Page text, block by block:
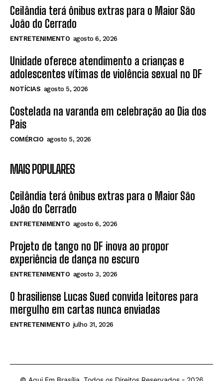
Ceilândia terá ônibus extras para o Maior São
João do Cerrado
ENTRETENIMENTO agosto 6, 2026
Unidade oferece atendimento a crianças e
adolescentes vítimas de violência sexual no DF
NOTÍCIAS agosto 5, 2026
Costelada na varanda em celebração ao Dia dos
Pais
COMÉRCIO agosto 5, 2026
MAIS POPULARES
Ceilândia terá ônibus extras para o Maior São
João do Cerrado
ENTRETENIMENTO agosto 6, 2026
Projeto de tango no DF inova ao propor
experiência de dança no escuro
ENTRETENIMENTO agosto 3, 2026
O brasiliense Lucas Sued convida leitores para
mergulho em cartas nunca enviadas
ENTRETENIMENTO julho 31, 2026